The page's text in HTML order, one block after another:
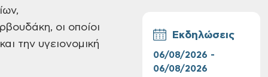
οι οποίοι
την υγειονομική
Εκδηλώσεις
06/08/2026 -
06/08/2026